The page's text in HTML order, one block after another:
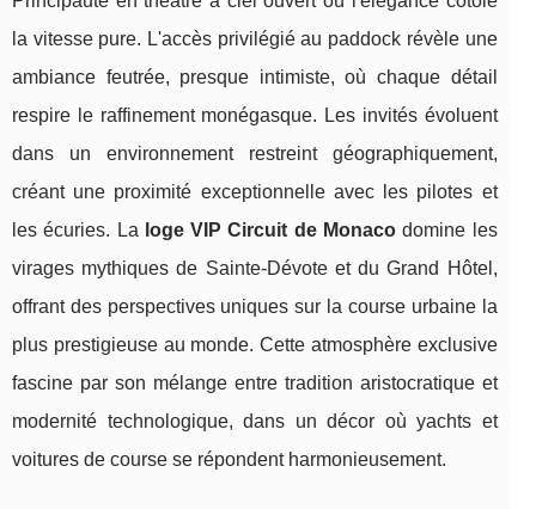
la vitesse pure. L'accès privilégié au paddock révèle une
ambiance feutrée, presque intimiste, où chaque détail
respire le raffinement monégasque. Les invités évoluent
dans un environnement restreint géographiquement,
créant une proximité exceptionnelle avec les pilotes et
les écuries. La loge VIP Circuit de Monaco domine les
virages mythiques de Sainte-Dévote et du Grand Hôtel,
offrant des perspectives uniques sur la course urbaine la
plus prestigieuse au monde. Cette atmosphère exclusive
fascine par son mélange entre tradition aristocratique et
modernité technologique, dans un décor où yachts et
voitures de course se répondent harmonieusement.